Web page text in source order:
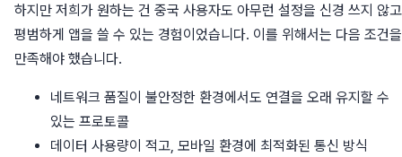
하지만 저희가 원하는 건 중국 사용자도 아무런 설정을 신경 쓰지 않고
평범하게 앱을 쓸 수 있는 경험이었습니다. 이를 위해서는 다음 조건을
만족해야 했습니다.
네트워크 품질이 불안정한 환경에서도 연결을 오래 유지할 수
있는 프로토콜
데이터 사용량이 적고, 모바일 환경에 최적화된 통신 방식